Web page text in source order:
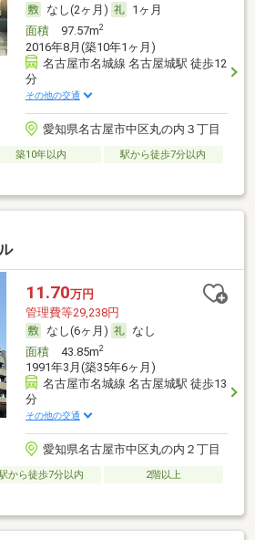
なし(2ヶ月)
1ヶ月
面積97.57m2
2016年8月(築10年1ヶ月)
名古屋市名城線 名古屋城駅 徒歩12
分
その他の交通
愛知県名古屋市中区丸の内３丁目
築10年以内
駅から徒歩7分以内
11.70万円
管理費等29,238円
なし(6ヶ月)
なし
面積43.85m2
1991年3月(築35年6ヶ月)
名古屋市名城線 名古屋城駅 徒歩13
分
その他の交通
愛知県名古屋市中区丸の内２丁目
から徒歩7分以内
2階以上